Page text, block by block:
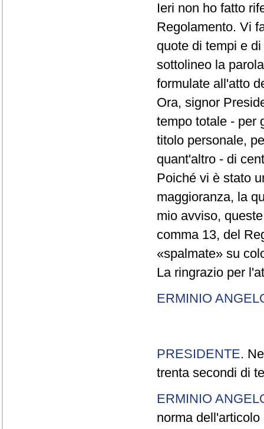
Ieri non ho fatto
Regolamento. Vi
quote di tempi e
sottolineo la
formulate all'atto
Ora, signor
tempo totale - per
titolo personale,
quant'altro - di
Poiché vi è stato
maggioranza, la
mio avviso,
comma 13, del
«spalmate» su
La ringrazio per
ERMINIO
PRESIDENTE.
trenta secondi di
ERMINIO
norma